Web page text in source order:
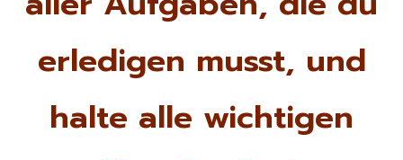
erledigen musst, und
halte alle wichtigen